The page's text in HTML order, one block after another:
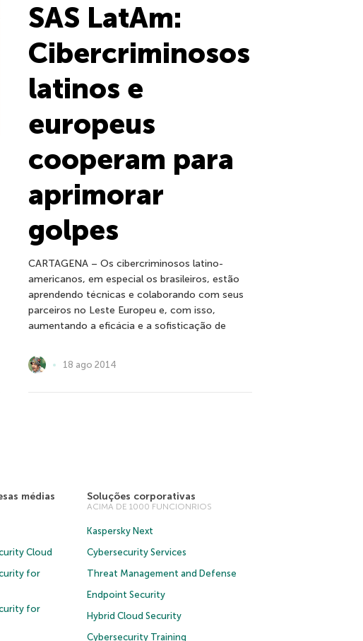
SAS LatAm:
Cibercriminosos
latinos e
europeus
cooperam para
aprimorar
golpes
CARTAGENA – Os cibercriminosos latino-
americanos, em especial os brasileiros, estão
aprendendo técnicas e colaborando com seus
parceiros no Leste Europeu e, com isso,
aumentando a eficácia e a sofisticação de
18 ago 2014
médias
Cloud
for
for
Soluções corporativas
ACIMA DE 1000 FUNCIONRIOS
Kaspersky Next
Cybersecurity Services
Threat Management and Defense
Endpoint Security
Hybrid Cloud Security
Cybersecurity Training